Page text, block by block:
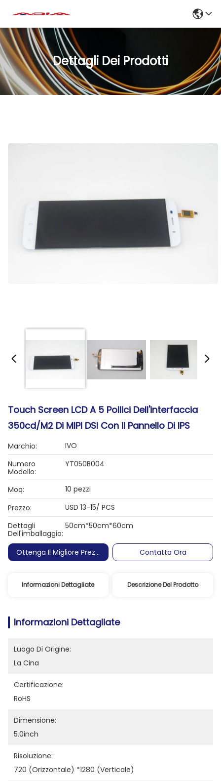
Dettagli Dei Prodotti
Touch Screen LCD A 5 Pollici Dell'interfaccia
350cd/M2 Di MIPI DSI Con Il Pannello Di IPS
Marchio:
IVO
Numero
Modello:
YT050B004
Moq:
10 pezzi
Prezzo:
USD 13-15/ PCS
Dettagli
Dell'imballaggio:
50cm*50cm*60cm
Ottenga Il Migliore Prezzo Contatta Ora
Informazioni Dettagliate Descrizione Del Prodotto
Informazioni Dettagliate
Luogo Di Origine:
La Cina
Certificazione:
RoHS
Dimensione:
5.0inch
Risoluzione:
720 (orizzontale) *1280 (verticale)